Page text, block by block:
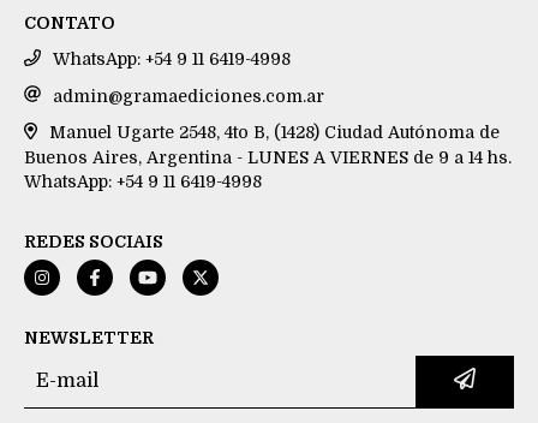
CONTATO
WhatsApp: +54 9 11 6419-4998
admin@gramaediciones.com.ar
Manuel Ugarte 2548, 4to B, (1428) Ciudad Autónoma de
Buenos Aires, Argentina - LUNES A VIERNES de 9 a 14 hs.
WhatsApp: +54 9 11 6419-4998
REDES SOCIAIS
NEWSLETTER